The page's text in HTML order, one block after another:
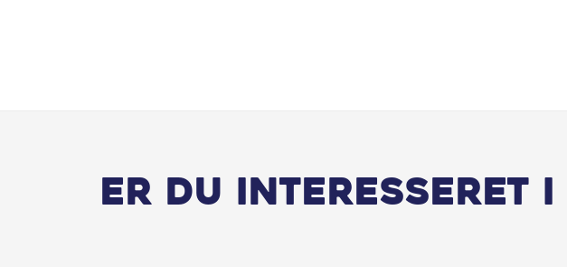
Er du interesseret i